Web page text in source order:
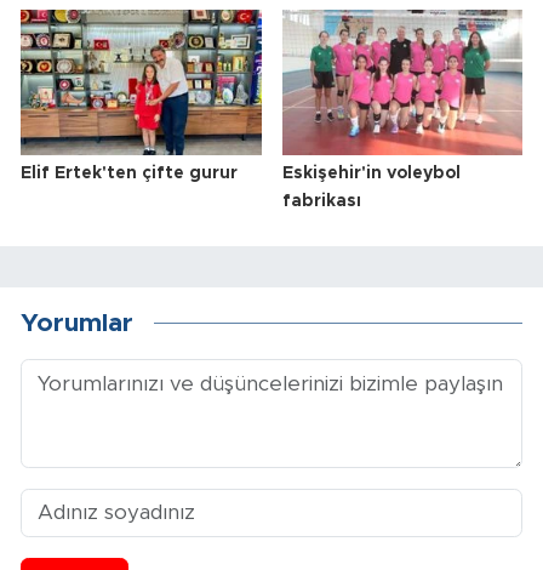
Elif Ertek'ten çifte gurur
Eskişehir'in voleybol
fabrikası
Yorumlar